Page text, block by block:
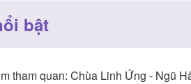
bật
tham quan: Chùa Linh Ứng - Ngũ